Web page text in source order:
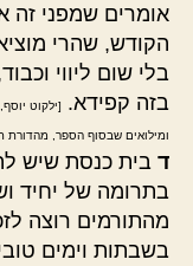
אומרים שמפני זה
הקודש, שהרי
בלי שום ליווי
בזה קפידא.
[ילקוט
ומילואים שבסוף הספר, מהדורת
ד בית כנסת שיש
בתרומה של יחיד
מהתורמים רוצה
בשבתות וימים